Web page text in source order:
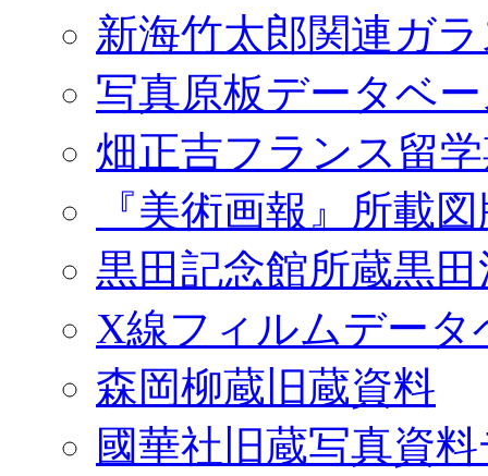
新海竹太郎関連ガ
写真原板データベ
畑正吉フランス留
『美術画報』所載
黒田記念館所蔵黒
X線フィルムデータ
森岡柳蔵旧蔵資料
國華社旧蔵写真資